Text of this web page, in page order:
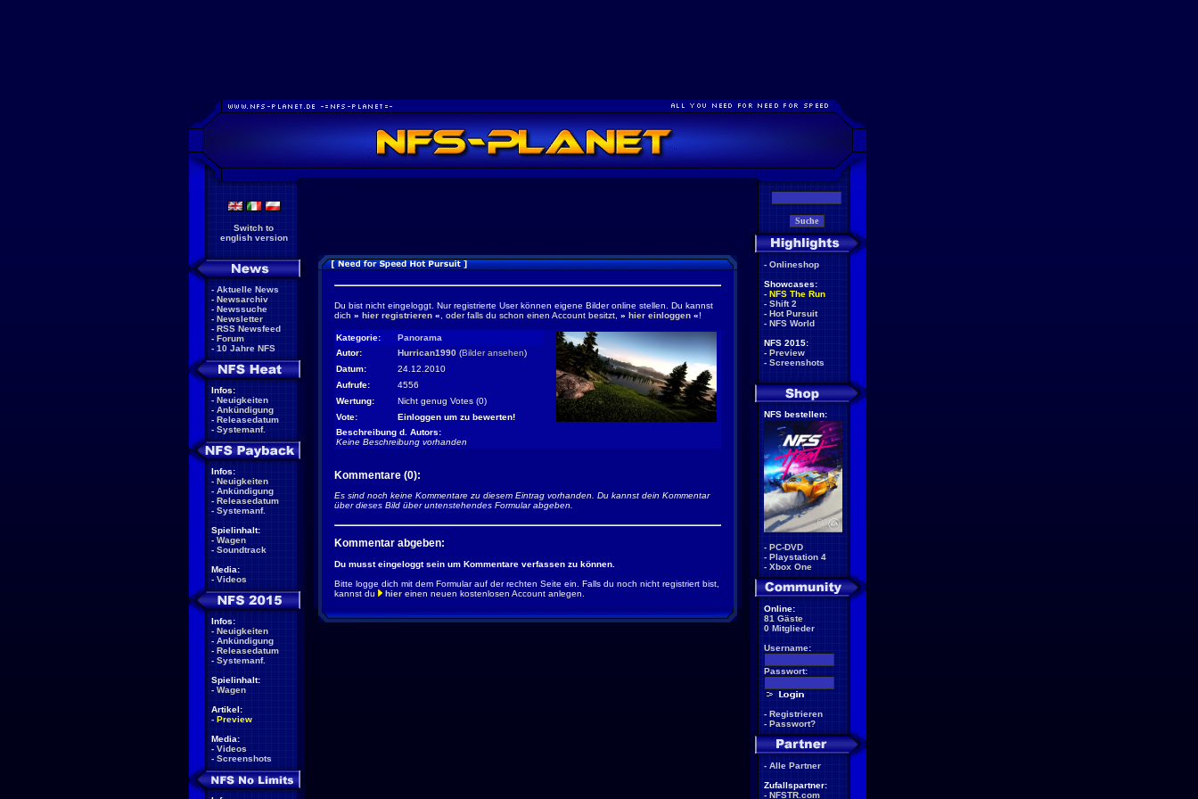
Switch to
english version
- Aktuelle News
- Newsarchiv
- Newssuche
- Newsletter
- RSS Newsfeed
- Forum
- 10 Jahre NFS
Infos:
- Neuigkeiten
- Ankündigung
- Releasedatum
- Systemanf.
Infos:
- Neuigkeiten
- Ankündigung
- Releasedatum
- Systemanf.
Spielinhalt:
- Wagen
- Soundtrack
Media:
- Videos
Infos:
- Neuigkeiten
- Ankündigung
- Releasedatum
- Systemanf.
Spielinhalt:
- Wagen
Artikel:
- Preview
Media:
- Videos
- Screenshots
Du bist nicht eingeloggt. Nur registrierte User können eigene Bilder online stellen. Du kannst
dich » hier registrieren « , oder falls du schon einen Account besitzt, » hier einloggen «!
Kategorie:
Panorama
Autor:
Hurrican1990 (Bilder ansehen)
Datum:
24.12.2010
Aufrufe:
4556
Wertung:
Nicht genug Votes (0)
Vote:
Einloggen um zu bewerten!
Beschreibung d. Autors:
Keine Beschreibung vorhanden
Kommentare (0):
Es sind noch keine Kommentare zu diesem Eintrag vorhanden. Du kannst dein Kommentar
über dieses Bild über untenstehendes Formular abgeben.
Kommentar abgeben:
Du musst eingeloggt sein um Kommentare verfassen zu können.
Bitte logge dich mit dem Formular auf der rechten Seite ein. Falls du noch nicht registriert bist,
kannst du
hier einen neuen kostenlosen Account anlegen.
- Onlineshop
Showcases:
- NFS The Run
- Shift 2
- Hot Pursuit
- NFS World
NFS 2015:
- Preview
- Screenshots
NFS bestellen:
- PC-DVD
- Playstation 4
- Xbox One
Online:
81 Gäste
0 Mitglieder
Username:
Passwort:
- Registrieren
- Passwort?
- Alle Partner
Zufallspartner:
- NFSTR.com